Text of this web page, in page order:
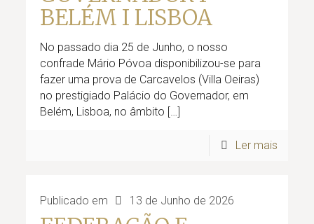
BELÉM I LISBOA
No passado dia 25 de Junho, o nosso
confrade Mário Póvoa disponibilizou-se para
fazer uma prova de Carcavelos (Villa Oeiras)
no prestigiado Palácio do Governador, em
Belém, Lisboa, no âmbito […]
Ler mais
Publicado em 13 de Junho de 2026